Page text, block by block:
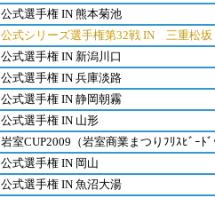
公式選手権 IN 熊本菊池
公式シリーズ選手権第32戦 IN 三重松坂
公式選手権 IN 新潟川口
公式選手権 IN 兵庫淡路
公式選手権 IN 静岡朝霧
公式選手権 IN 山形
岩室CUP2009（岩室商業まつりﾌﾘｽﾋﾞｰﾄ
公式選手権 IN 岡山
公式選手権 IN 魚沼大湯